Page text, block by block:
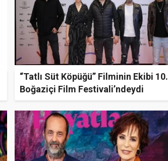
“Tatlı Süt Köpüğü” Filminin Ekibi 10.
Boğaziçi Film Festivali’ndeydi